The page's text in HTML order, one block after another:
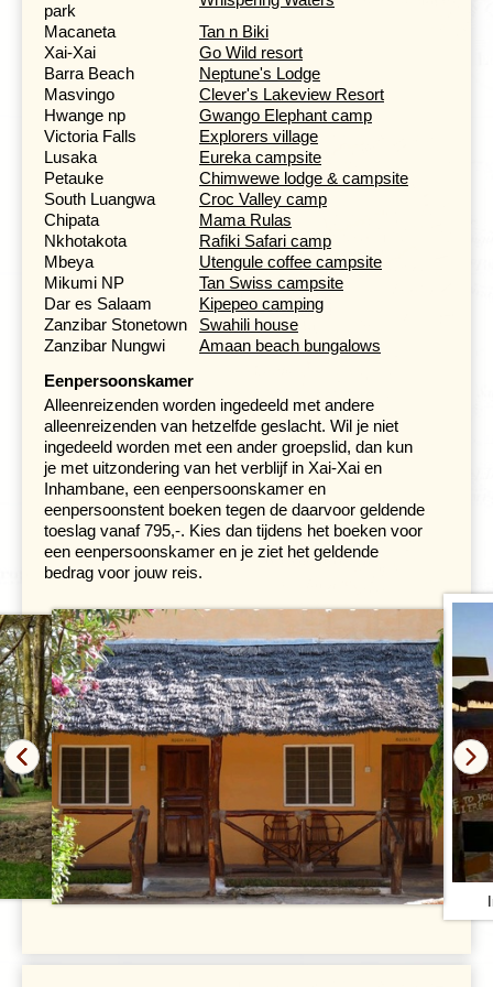
aangemeerd op een van de eilanden lunch. Inmiddels
gewend aan het ontspannen Mozambikaanse ritme kun
je uitkijken naar dolfijnen, zonnen aan dek en genieten
van de mooie omgeving. We verkennen een van de
eilanden te voet. Vanaf de hoge duinen heb je een
fantastische uitzicht op zee en de zandbanken. Op de
terugweg meren we af bij een plek, waar kan worden
gesnorkeld.
Groot Zimbabwe, tastbaar bewijs van een
lange Afrikaanse geschiedenis
Dag 14. Chimoio - Masvingo, bezoek Great Zimbabwe
met gids (Zimbabwe)
Dag 15. Masvingo - Bulawayo
Dag 16. Bulawayo, excursie Rhodes Matopos national
park
Een lange reisdag over een slechte asfaltweg naar het
noorden brengt ons dichter bij de Zimbabwaanse grens.
We maken een logistieke overnachting in Chimoio, waar
we pas laat in de namiddag aankomen. Groot
Zimbabwe, is een van de meest indrukwekkende
archeologische sites in Afrika ten zuiden van de Sahara.
Het vormt het nationale symbool van voor Zimbabwe en
staat op de UNESCO-werelderfgoedlijst. Een lokale gids
kan ons vertellen datGroot Zimbabwegebouwd werd
tussen de 11e en 15e eeuw door de Shona-bevolking.
Het diende als het politieke, religieuze en
handelscentrum van een rijk dat zich over een groot deel
van het Shona-woord dat 'stenen huis' betekent.
park
Macaneta
Tan n Biki
Xai-Xai
Go Wild resort
Barra Beach
Neptune's Lodge
Masvingo
Clever's Lakeview Resort
Hwange np
Gwango Elephant camp
Victoria Falls
Explorers village
Lusaka
Eureka campsite
Petauke
Chimwewe lodge & campsite
South Luangwa
Croc Valley camp
Chipata
Mama Rulas
Nkhotakota
Rafiki Safari camp
Mbeya
Utengule coffee campsite
Mikumi NP
Tan Swiss campsite
Dar es Salaam
Kipepeo camping
Zanzibar Stonetown
Swahili house
Zanzibar Nungwi
Amaan beach bungalows
Eenpersoonskamer
Alleenreizenden worden ingedeeld met andere
alleenreizenden van hetzelfde geslacht. Wil je niet
ingedeeld worden met een ander groepslid, dan kun
je met uitzondering van het verblijf in Xai-Xai en
Inhambane, een eenpersoonskamer en
eenpersoonstent boeken tegen de daarvoor geldende
toeslag vanaf 795,-. Kies dan tijdens het boeken voor
een eenpersoonskamer en je ziet het geldende
bedrag voor jouw reis.